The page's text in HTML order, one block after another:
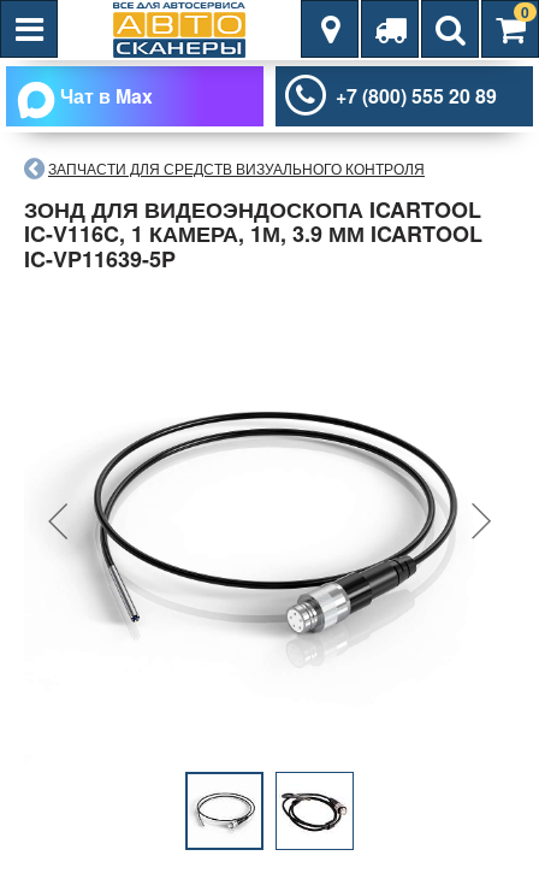
0
Чат в Max +7 (800) 555 20 89
ЗАПЧАСТИ ДЛЯ СРЕДСТВ ВИЗУАЛЬНОГО КОНТРОЛЯ
ЗОНД ДЛЯ ВИДЕОЭНДОСКОПА ICARTOOL
IC-V116C, 1 КАМЕРА, 1М, 3.9 ММ ICARTOOL
IC-VP11639-5P